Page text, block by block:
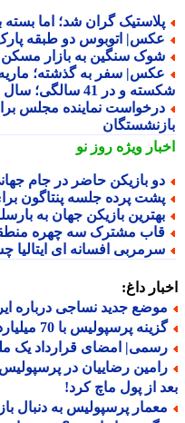
گران شد؛ اما بسته
اتوبوس دو طبقه پارک
سنگین به بازار مسکن
سفر به گذشته؛ ماریه، زن
و در 41 سالگی؛ سال 94
نماینده مجلس
ویژهروز نو
بازیکن حاضر در جام جهانی
پرده جلسه پنتاگون برای
بازیکن جهان به
مشترک سه چهره منطقه
افسانه ای ایتالیا
داغ:
جدید نساجی درباره
پرسپولیس با 70 میلیارد تومان به فروش رسید
امضای قرارداد یک ملی
رضاییان در پرسپولیس؟
از پول ماچ کرد!
پرسپولیس به دنبال